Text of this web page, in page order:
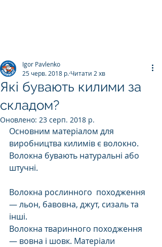
Які бувають килими за
складом?
Igor Pavlenko
25 черв. 2018 р. Читати 2 хв
Оновлено: 23 серп. 2018 р.
Основним матеріалом для
виробництва килимів є волокно.
Волокна бувають натуральні або
штучні.
Волокна рослинного  походження
— льон, бавовна, джут, сизаль та
інші.
Волокна тваринного походження
— вовна і шовк. Матеріали